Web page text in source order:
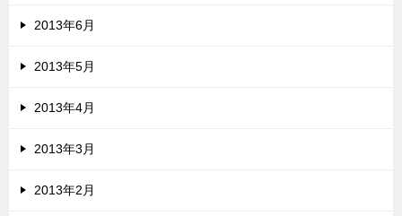
2013年6月
2013年5月
2013年4月
2013年3月
2013年2月